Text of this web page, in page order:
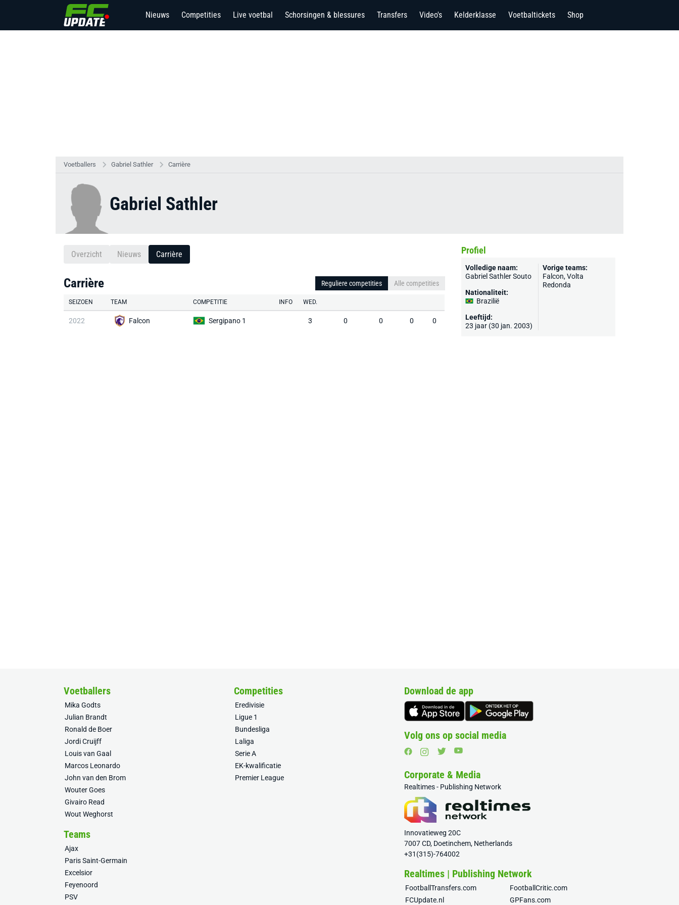
Nieuws Competities Live voetbal Schorsingen & blessures Transfers Video's Kelderklasse Voetbaltickets Shop
Voetballers Gabriel Sathler Carrière
Gabriel Sathler
Overzicht Nieuws Carrière
Carrière Reguliere competities Alle competities
SEIZOEN TEAM COMPETITIE INFO WED.
2022 Falcon Sergipano 1 3 0 0 0 0
Profiel
Volledige naam:
Gabriel Sathler Souto
Nationaliteit:
Brazilië
Leeftijd:
23 jaar (30 jan. 2003)
Vorige teams:
Falcon, Volta
Redonda
Voetballers
Mika Godts
Julian Brandt
Ronald de Boer
Jordi Cruijff
Louis van Gaal
Marcos Leonardo
John van den Brom
Wouter Goes
Givairo Read
Wout Weghorst
Competities
Eredivisie
Ligue 1
Bundesliga
Laliga
Serie A
EK-kwalificatie
Premier League
Teams
Ajax
Paris Saint-Germain
Excelsior
Feyenoord
PSV
Download de app
Volg ons op social media
Corporate & Media
Realtimes - Publishing Network
Innovatieweg 20C
7007 CD, Doetinchem, Netherlands
+31(315)-764002
Realtimes | Publishing Network
FootballTransfers.com
FootballCritic.com
FCUpdate.nl
GPFans.com